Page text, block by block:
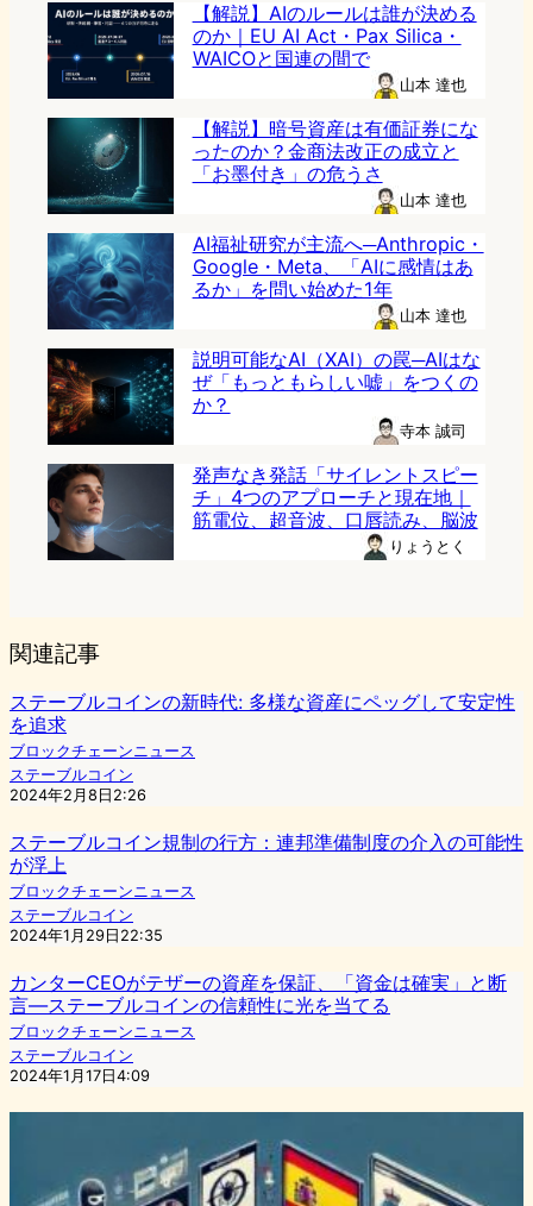
【解説】AIのルールは誰が決める
のか｜EU AI Act・Pax Silica・
WAICOと国連の間で
山本 達也
【解説】暗号資産は有価証券にな
ったのか？金商法改正の成立と
「お墨付き」の危うさ
山本 達也
AI福祉研究が主流へ─Anthropic・
Google・Meta、「AIに感情はあ
るか」を問い始めた1年
山本 達也
説明可能なAI（XAI）の罠─AIはな
ぜ「もっともらしい嘘」をつくの
か？
寺本 誠司
発声なき発話「サイレントスピー
チ」4つのアプローチと現在地｜
筋電位、超音波、口唇読み、脳波
りょうとく
関連記事
ステーブルコインの新時代: 多様な資産にペッグして安定性
を追求
ブロックチェーンニュース
ステーブルコイン
2024年2月8日2:26
ステーブルコイン規制の行方：連邦準備制度の介入の可能性
が浮上
ブロックチェーンニュース
ステーブルコイン
2024年1月29日22:35
カンターCEOがテザーの資産を保証、「資金は確実」と断
言—ステーブルコインの信頼性に光を当てる
ブロックチェーンニュース
ステーブルコイン
2024年1月17日4:09